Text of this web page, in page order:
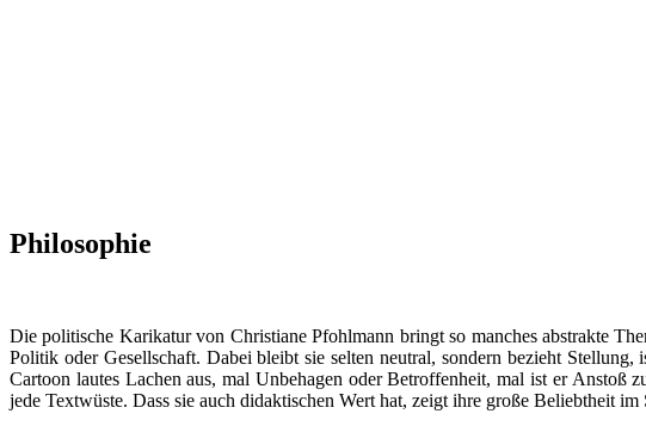
Philosophie
Die politische Karikatur von Christiane Pfohlmann bringt so manches abstrakte
Politik oder Gesellschaft. Dabei bleibt sie selten neutral, sondern bezieht
Cartoon lautes Lachen aus, mal Unbehagen oder Betroffenheit, mal ist er
jede Textwüste. Dass sie auch didaktischen Wert hat, zeigt ihre große Beliebtheit